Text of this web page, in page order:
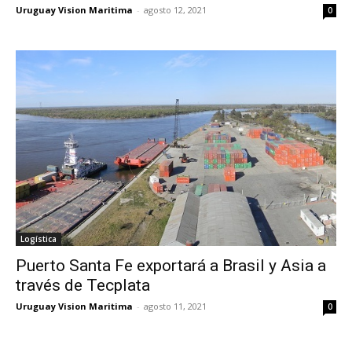
Uruguay Vision Maritima - agosto 12, 2021 0
Logística
Puerto Santa Fe exportará a Brasil y Asia a
través de Tecplata
Uruguay Vision Maritima - agosto 11, 2021 0